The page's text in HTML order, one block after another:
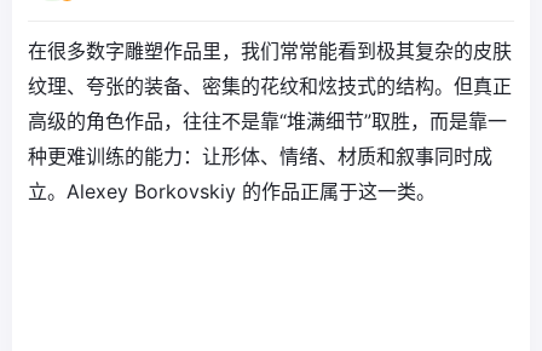
在很多数字雕塑作品里，我们常常能看到极其复杂的皮肤
纹理、夸张的装备、密集的花纹和炫技式的结构。但真正
高级的角色作品，往往不是靠“堆满细节”取胜，而是靠一
种更难训练的能力：让形体、情绪、材质和叙事同时成
立。Alexey Borkovskiy 的作品正属于这一类。